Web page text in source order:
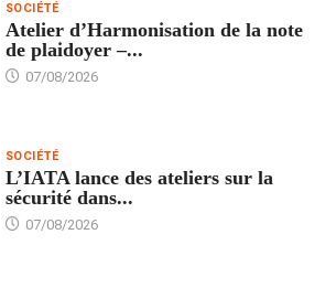
SOCIÉTÉ
Atelier d’Harmonisation de la note
de plaidoyer –...
07/08/2026
SOCIÉTÉ
L’IATA lance des ateliers sur la
sécurité dans...
07/08/2026